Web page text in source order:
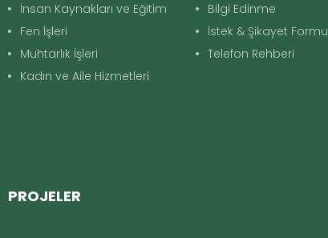
İnsan Kaynakları ve Eğitim
Fen İşleri
Muhtarlık İşleri
Kadın ve Aile Hizmetleri
Bilgi Edinme
İstek & Şikayet Formu
Telefon Rehberi
PROJELER